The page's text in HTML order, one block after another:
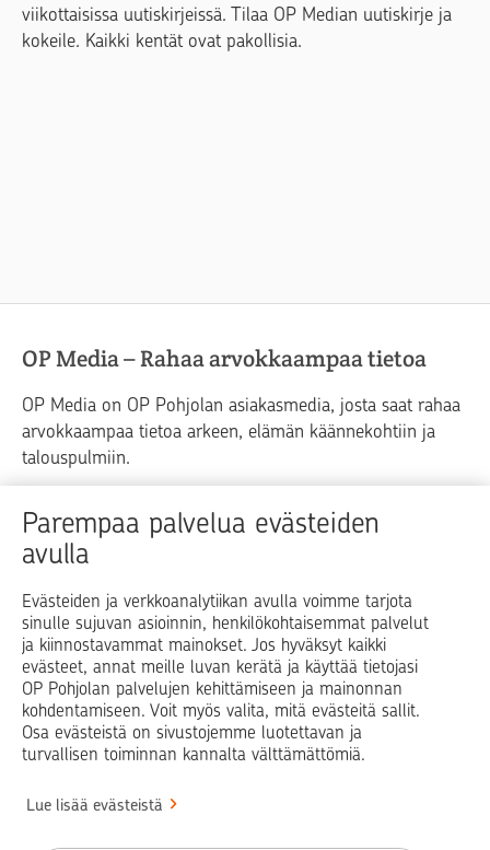
Parempaa palvelua evästeiden
avulla
Evästeiden ja verkkoanalytiikan avulla voimme tarjota
sinulle sujuvan asioinnin, henkilökohtaisemmat palvelut
ja kiinnostavammat mainokset. Jos hyväksyt kaikki
evästeet, annat meille luvan kerätä ja käyttää tietojasi
OP Pohjolan palvelujen kehittämiseen ja mainonnan
kohdentamiseen. Voit myös valita, mitä evästeitä sallit.
Osa evästeistä on sivustojemme luotettavan ja
turvallisen toiminnan kannalta välttämättömiä.
Lue lisää evästeistä
viikottaisissa uutiskirjeissä. Tilaa OP Median uutiskirje ja
kokeile. Kaikki kentät ovat pakollisia.
OP Media – Rahaa arvokkaampaa tietoa
OP Media on OP Pohjolan asiakasmedia, josta saat rahaa
arvokkaampaa tietoa arkeen, elämän käännekohtiin ja
talouspulmiin.
Raha Elämä
Yrityselämä
Blogit ja puheenvuorot
Op.fi OP Koti Pohjola Vahinkoapu
Facebook
X LinkedInInstagram